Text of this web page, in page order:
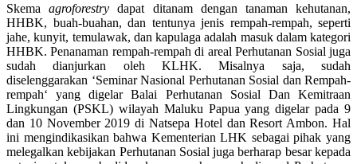
Skemaagroforestry dapat ditanam dengan tanaman kehutanan,
HHBK, buah-buahan, dan tentunya jenis rempah-rempah, seperti
jahe, kunyit, temulawak, dan kapulaga adalah masuk dalam kategori
HHBK. Penanaman rempah-rempah di areal Perhutanan Sosial juga
sudah dianjurkan oleh KLHK. Misalnya saja, sudah
diselenggarakan ‘Seminar Nasional Perhutanan Sosial dan Rempah-
rempah‘ yang digelar Balai Perhutanan Sosial Dan Kemitraan
Lingkungan (PSKL) wilayah Maluku Papua yang digelar pada 9
dan 10 November 2019 di Natsepa Hotel dan Resort Ambon. Hal
ini mengindikasikan bahwa Kementerian LHK sebagai pihak yang
melegalkan kebijakan Perhutanan Sosial juga berharap besar kepada